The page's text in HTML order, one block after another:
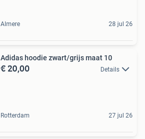
Almere 28 jul 26
Adidas hoodie zwart/grijs maat 10
€ 20,00 Details
Rotterdam 27 jul 26